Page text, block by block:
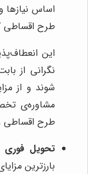
اساس نیازها
طرح اقساطی
این
نگرانی از
شوند و از
مشاوره‌ی
طرح اقساطی
تحویل فوری
بارزترین